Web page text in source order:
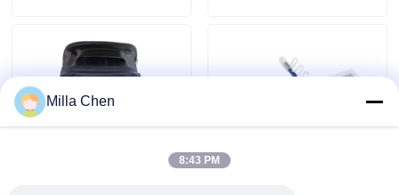
Cas
Demandez une citation
Milla Chen
8:43 PM